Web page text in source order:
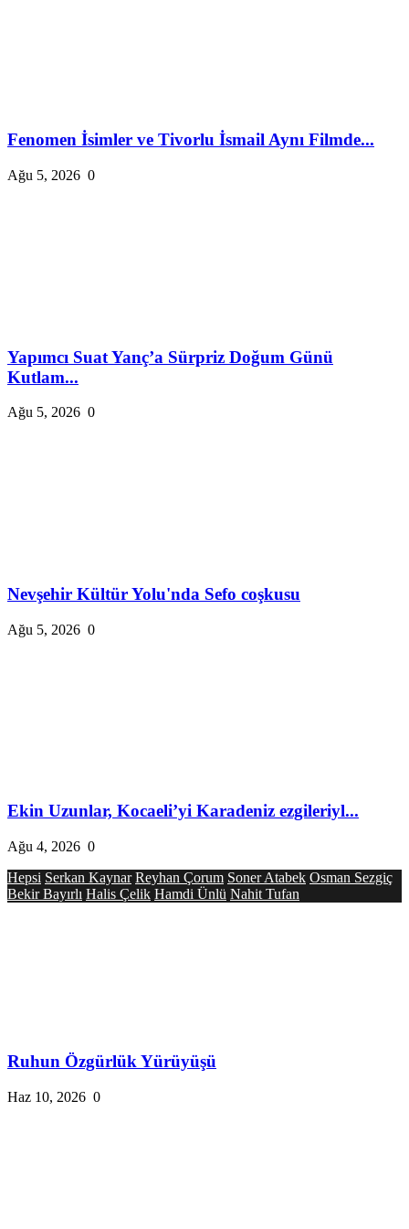
Fenomen İsimler ve Tivorlu İsmail Aynı Filmde...
Ağu 5, 2026 0
Yapımcı Suat Yanç’a Sürpriz Doğum Günü
Kutlam...
Ağu 5, 2026 0
Nevşehir Kültür Yolu'nda Sefo coşkusu
Ağu 5, 2026 0
Ekin Uzunlar, Kocaeli’yi Karadeniz ezgileriyl...
Ağu 4, 2026 0
Hepsi Serkan Kaynar Reyhan Çorum Soner Atabek Osman Sezgiç
Bekir Bayırlı Halis Çelik Hamdi Ünlü Nahit Tufan
Ruhun Özgürlük Yürüyüşü
Haz 10, 2026 0